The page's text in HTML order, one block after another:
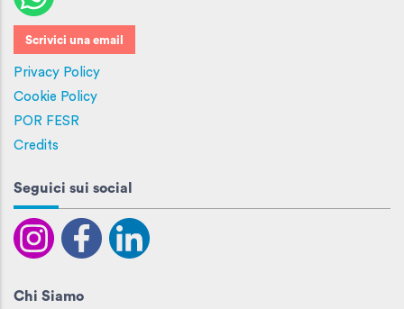
Scrivici una email
Privacy Policy
Cookie Policy
POR FESR
Credits
Seguici sui social
Chi Siamo